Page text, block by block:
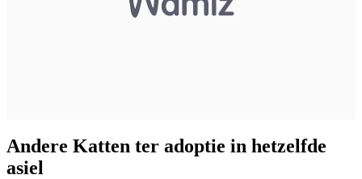
Andere Katten ter adoptie in hetzelfde
asiel